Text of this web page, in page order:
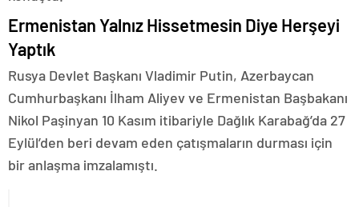
Ermenistan Yalnız Hissetmesin Diye Herşeyi
Yaptık
Rusya Devlet Başkanı Vladimir Putin, Azerbaycan
Cumhurbaşkanı İlham Aliyev ve Ermenistan Başbakanı
Nikol Paşinyan 10 Kasım itibariyle Dağlık Karabağ’da 27
Eylül’den beri devam eden çatışmaların durması için
bir anlaşma imzalamıştı.